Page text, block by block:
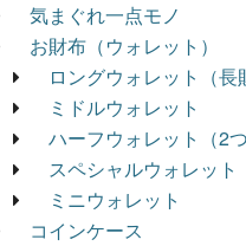
気まぐれ一点モノ
お財布（ウォレット）
ロングウォレット（長
ミドルウォレット
ハーフウォレット（2つ
スペシャルウォレット
ミニウォレット
コインケース